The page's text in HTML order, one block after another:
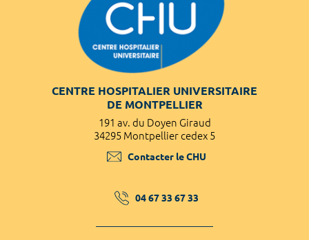
CENTRE HOSPITALIER UNIVERSITAIRE
DE MONTPELLIER
191 av. du Doyen Giraud
34295 Montpellier cedex 5
Contacter le CHU
04 67 33 67 33